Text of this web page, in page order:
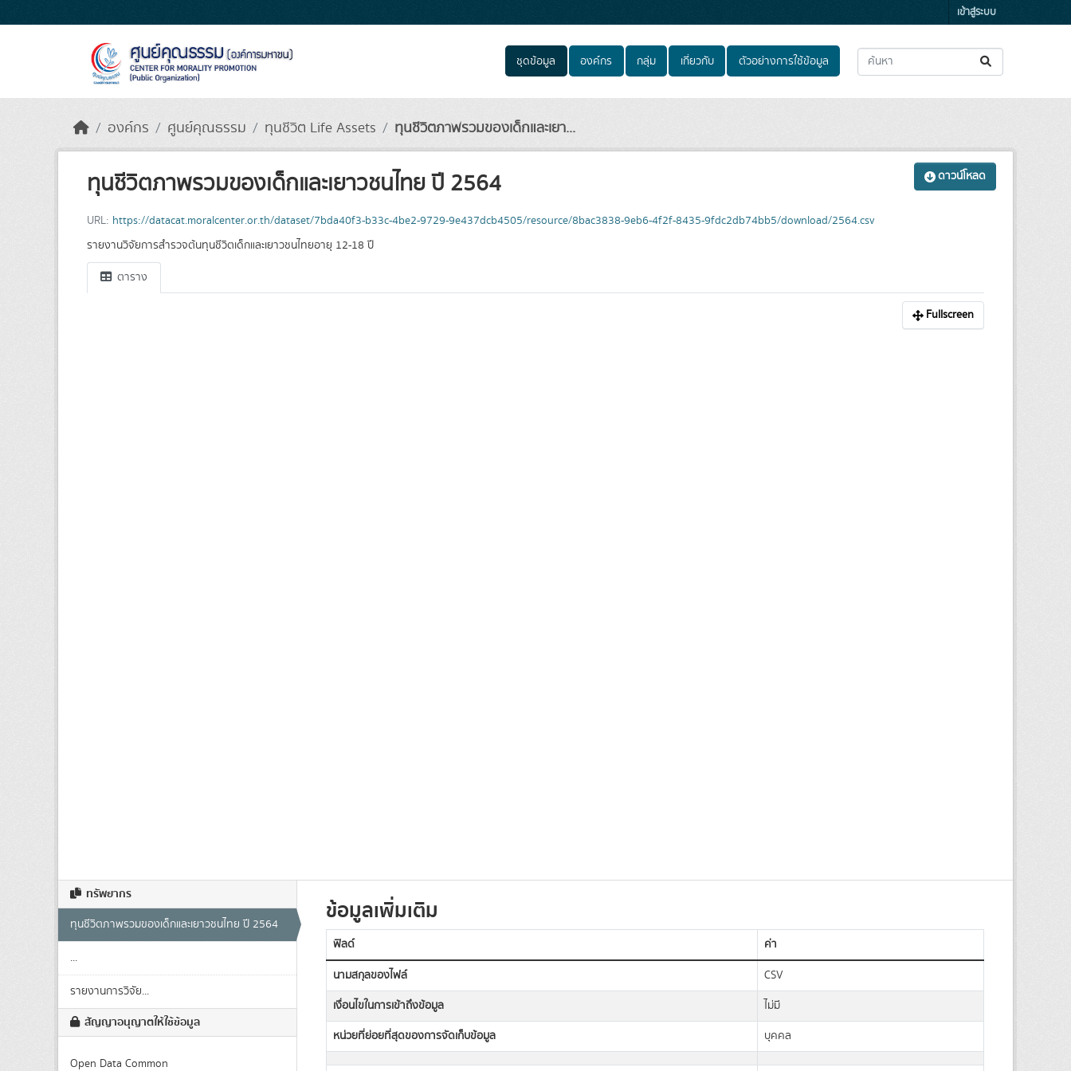
เข้าสู่ระบบ
ชุดข้อมูล องค์กร กลุ่ม เกี่ยวกับ ตัวอย่างการใช้ข้อมูล
องค์กร ศูนย์คุณธรรม ทุนชีวิต Life Assets ทุนชีวิตภาพรวมของเด็กและเยา...
ดาวน์โหลด
ทุนชีวิตภาพรวมของเด็กและเยาวชนไทย ปี 2564
URL: https://datacat.moralcenter.or.th/dataset/7bda40f3-b33c-4be2-9729-9e437dcb4505/resource/8bac3838-9eb6-4f2f-8435-9fdc2db74bb5/download/2564.csv
รายงานวิจัยการสำรวจต้นทุนชีวิตเด็กและเยาวชนไทยอายุ 12-18 ปี
ตาราง
Fullscreen
ทรัพยากร
ทุนชีวิตภาพรวมของเด็กและเยาวชนไทย ปี 2564
...
รายงานการวิจัย...
สัญญาอนุญาตให้ใช้ข้อมูล
Open Data Common
ข้อมูลเพิ่มเติม
ฟิลด์
ค่า
นามสกุลของไฟล์
CSV
เงื่อนไขในการเข้าถึงข้อมูล
ไม่มี
หน่วยที่ย่อยที่สุดของการจัดเก็บข้อมูล
บุคคล